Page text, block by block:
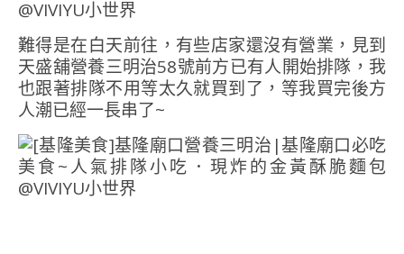
難得是在白天前往，有些店家還沒有營業，見到
天盛舖營養三明治58號前方已有人開始排隊，我
也跟著排隊不用等太久就買到了，等我買完後方
人潮已經一長串了~